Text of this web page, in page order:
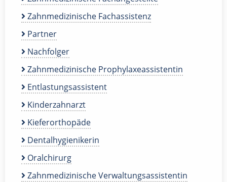
Zahnmedizinische Fachassistenz
Partner
Nachfolger
Zahnmedizinische Prophylaxeassistentin
Entlastungsassistent
Kinderzahnarzt
Kieferorthopäde
Dentalhygienikerin
Oralchirurg
Zahnmedizinische Verwaltungsassistentin